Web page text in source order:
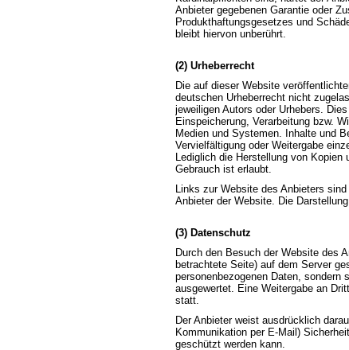
Anbieter gegebenen Garantie oder
Produkthaftungsgesetzes und
bleibt hiervon unberührt.
(2) Urheberrecht
Die auf dieser Website
deutschen Urheberrecht nicht
jeweiligen Autors oder Urhebers.
Einspeicherung, Verarbeitung bzw.
Medien und Systemen. Inhalte und
Vervielfältigung oder Weitergabe
Lediglich die Herstellung von
Gebrauch ist erlaubt.
Links zur Website des Anbieters
Anbieter der Website. Die
(3) Datenschutz
Durch den Besuch der Website des
betrachtete Seite) auf dem Server
personenbezogenen Daten,
ausgewertet. Eine Weitergabe an
statt.
Der Anbieter weist ausdrücklich
Kommunikation per E-Mail)
geschützt werden kann.